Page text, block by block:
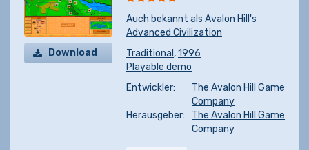
Download
Auch bekannt als Avalon Hill's
Advanced Civilization
Traditional ,1996
Playable demo
Entwickler:
The Avalon Hill Game
Company
Herausgeber:
The Avalon Hill Game
Company